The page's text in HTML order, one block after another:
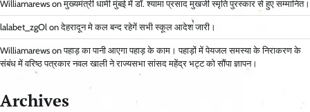
Williamarews onमुख्यमंत्री धामी मुंबई में डॉ. श्यामा प्रसाद मुखर्जी स्मृति पुरस्कार से हुए सम्मानित।
lalabet_zgOl onदेहरादून मे कल बन्द रहेगें सभी स्कूल आदेश जारी।
Williamarews onपहाड़ का पानी आएगा पहाड़ के काम। पहाड़ों में पेयजल समस्या के निराकरण के
संबंध में वरिष्ठ पत्रकार नवल खाली ने राज्यसभा सांसद महेंद्र भट्ट को सौंपा ज्ञापन।
Archives